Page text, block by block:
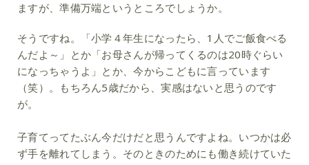
ますが、準備万端というところでしょうか。
そうですね。「小学４年生になったら、1人でご飯食べる
んだよ～」とか「お母さんが帰ってくるのは20時ぐらい
になっちゃうよ」とか、今からこどもに言っています
（笑）。もちろん5歳だから、実感はないと思うのです
が。
子育てってたぶん今だけだと思うんですよね。いつかは必
ず手を離れてしまう。そのときのためにも働き続けていた